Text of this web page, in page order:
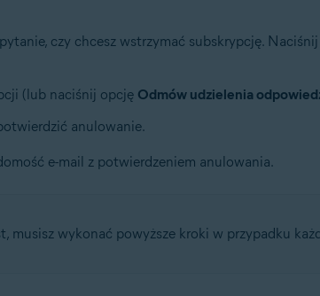
czy chcesz wstrzymać subskrypcję.
(lub naciśnij opcję Odmów udzielenia
anulowanie.
e-mail z potwierdzeniem anulowania.
musisz wykonać powyższe kroki w przypadku